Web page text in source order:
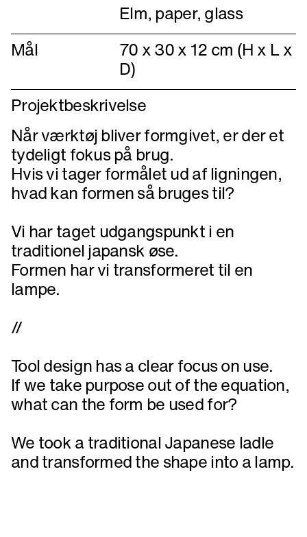
Elm, paper, glass
Mål
70 x 30 x 12 cm (H x L x
D)
Projektbeskrivelse
Når værktøj bliver formgivet, er der et
tydeligt fokus på brug.
Hvis vi tager formålet ud af ligningen,
hvad kan formen så bruges til?
Vi har taget udgangspunkt i en
traditionel japansk øse.
Formen har vi transformeret til en
lampe.
//
Tool design has a clear focus on use.
If we take purpose out of the equation,
what can the form be used for?
We took a traditional Japanese ladle
and transformed the shape into a lamp.